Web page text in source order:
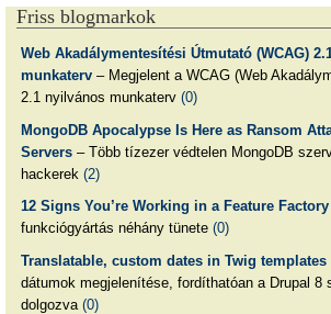
Friss blogmarkok
Web Akadálymentesítési Útmutató (WCAG)
munkaterv– Megjelent a WCAG (Web
2.1 nyilvános munkaterv (0)
MongoDB Apocalypse Is Here as Ransom
Servers– Több tízezer védtelen MongoDB
hackerek (2)
12 Signs You’re Working in a Feature Factory
funkciógyártás néhány tünete (0)
Translatable, custom dates in Twig templates
dátumok megjelenítése, fordíthatóan a Drupal 8
dolgozva (0)